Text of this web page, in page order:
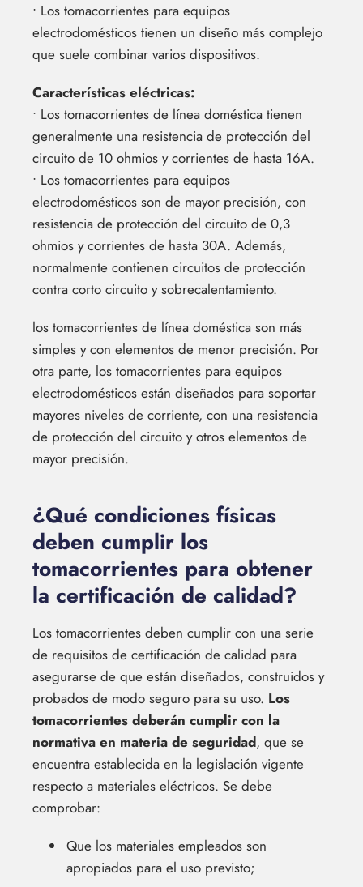
• Los tomacorrientes para equipos
electrodomésticos tienen un diseño más complejo
que suele combinar varios dispositivos.
Características eléctricas:
• Los tomacorrientes de línea doméstica tienen
generalmente una resistencia de protección del
circuito de 10 ohmios y corrientes de hasta 16A.
• Los tomacorrientes para equipos
electrodomésticos son de mayor precisión, con
resistencia de protección del circuito de 0,3
ohmios y corrientes de hasta 30A. Además,
normalmente contienen circuitos de protección
contra corto circuito y sobrecalentamiento.
los tomacorrientes de línea doméstica son más
simples y con elementos de menor precisión. Por
otra parte, los tomacorrientes para equipos
electrodomésticos están diseñados para soportar
mayores niveles de corriente, con una resistencia
de protección del circuito y otros elementos de
mayor precisión.
¿Qué condiciones físicas
deben cumplir los
tomacorrientes para obtener
la certificación de calidad?
Los tomacorrientes deben cumplir con una serie
de requisitos de certificación de calidad para
asegurarse de que están diseñados, construidos y
probados de modo seguro para su uso. Los
tomacorrientes deberán cumplir con la
normativa en materia de seguridad, que se
encuentra establecida en la legislación vigente
respecto a materiales eléctricos. Se debe
comprobar:
Que los materiales empleados son
apropiados para el uso previsto;